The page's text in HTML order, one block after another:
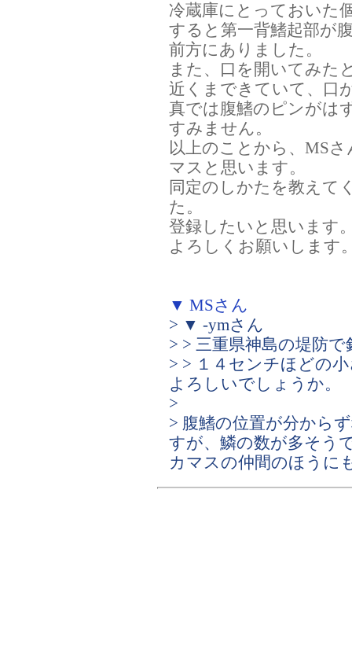
冷蔵庫にとっておいた
すると第一背鰭起部が
前方にありました。
また、口を開いてみた
近くまできていて、口
真では腹鰭のピンがは
すみません。
以上のことから、MS
マスと思います。
同定のしかたを教えて
た。
登録したいと思います
よろしくお願いします
▼ MSさん
> ▼ -ymさん
> > 三重県神島の堤防
> > １４センチほどの
よろしいでしょうか。
>
> 腹鰭の位置が分から
すが、鱗の数が多そう
カマスの仲間のほうに